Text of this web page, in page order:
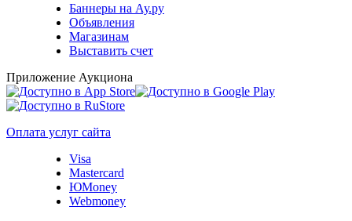
Баннеры на Ау.ру
Объявления
Магазинам
Выставить счет
Приложение Аукциона
Оплата услуг сайта
Visa
Mastercard
ЮMoney
Webmoney